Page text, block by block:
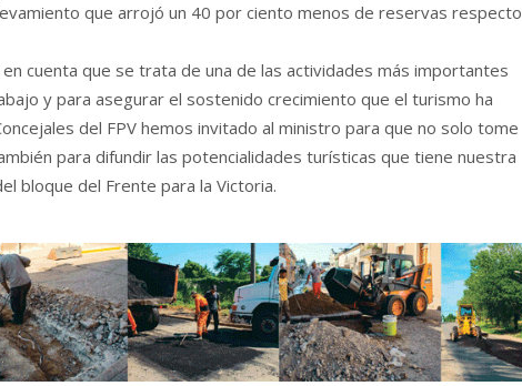
que arrojó un 40 por ciento menos de reservas respecto
cuenta que se trata de una de las actividades más importantes
y para asegurar el sostenido crecimiento que el turismo ha
del FPV hemos invitado al ministro para que no solo tome
para difundir las potencialidades turísticas que tiene nuestra
bloque del Frente para la Victoria.